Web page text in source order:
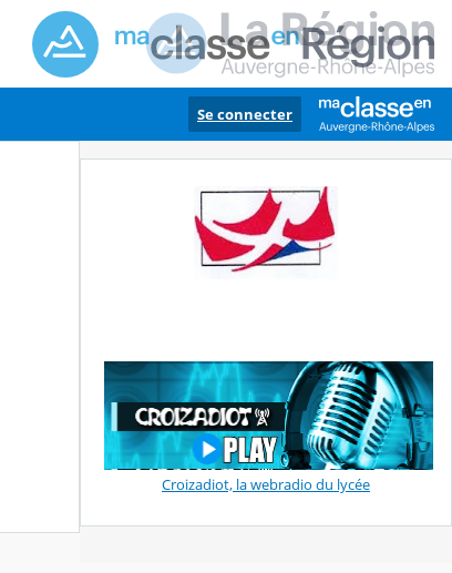
Se connecter
Croizadiot, la webradio du lycée